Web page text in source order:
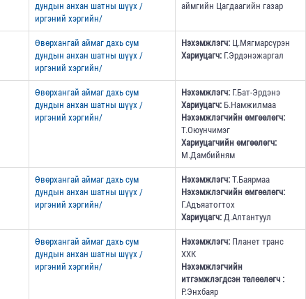
дундын анхан шатны шүүх /
иргэний хэргийн/
аймгийн Цагдаагийн газар
Өвөрхангай аймаг дахь сум
дундын анхан шатны шүүх /
иргэний хэргийн/
Нэхэмжлэгч:Ц.Мягмарсүрэн
Хариуцагч:Г.Эрдэнэжаргал
Өвөрхангай аймаг дахь сум
дундын анхан шатны шүүх /
иргэний хэргийн/
Нэхэмжлэгч:Г.Бат-Эрдэнэ
Хариуцагч:Б.Намжилмаа
Нэхэмжлэгчийн өмгөөлөгч:
Т.Оюунчимэг
Хариуцагчийн өмгөөлөгч:
М.Дамбийням
Өвөрхангай аймаг дахь сум
дундын анхан шатны шүүх /
иргэний хэргийн/
Нэхэмжлэгч:Т.Баярмаа
Нэхэмжлэгчийн өмгөөлөгч:
Г.Адъяатогтох
Хариуцагч:Д.Алтантуул
Өвөрхангай аймаг дахь сум
дундын анхан шатны шүүх /
иргэний хэргийн/
Нэхэмжлэгч:Планет транс
ХХК
Нэхэмжлэгчийн
итгэмжлэгдсэн төлөөлөгч :
Р.Энхбаяр